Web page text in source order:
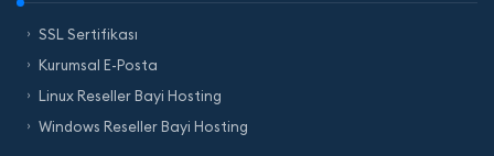
SSL Sertifikası
Kurumsal E-Posta
Linux Reseller Bayi Hosting
Windows Reseller Bayi Hosting